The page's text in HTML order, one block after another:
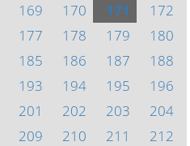
169 170 171
172
177 178 179
180
185 186 187
188
193 194 195
196
201 202 203
204
209 210 211
212